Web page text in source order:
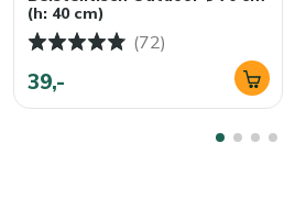
(h: 40 cm)
(72)
39,-